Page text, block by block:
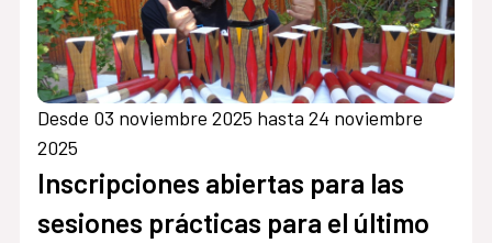
Desde 03 noviembre 2025 hasta 24 noviembre
2025
Inscripciones abiertas para las
sesiones prácticas para el último